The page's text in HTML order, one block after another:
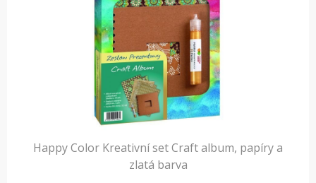
Happy Color Kreativní set Craft album, papíry a
zlatá barva